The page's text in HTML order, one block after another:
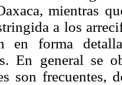
mientras
a los
en forma
En general se
son frecuentes,